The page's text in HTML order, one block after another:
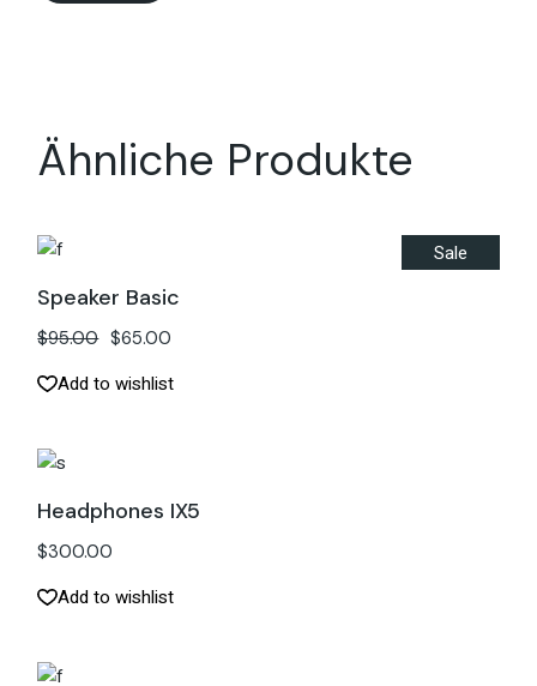
Ähnliche Produkte
Sale
Speaker Basic
$95.00 $65.00
Add to wishlist
Headphones IX5
$300.00
Add to wishlist